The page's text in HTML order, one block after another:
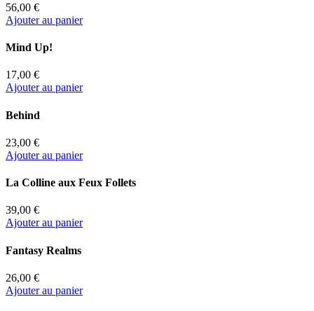
56,00 €
Ajouter au panier
Mind Up!
17,00 €
Ajouter au panier
Behind
23,00 €
Ajouter au panier
La Colline aux Feux Follets
39,00 €
Ajouter au panier
Fantasy Realms
26,00 €
Ajouter au panier